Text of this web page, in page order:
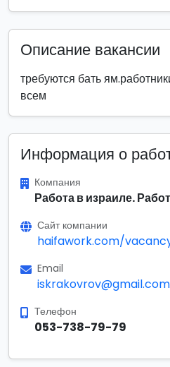
Описание вакансии
требуются бать
всем
Информация о
Компания
Работа в израиле.
Сайт компании
haifawork.com/
Email
iskrakovrov@gmail.com
Телефон
053-738-79-79